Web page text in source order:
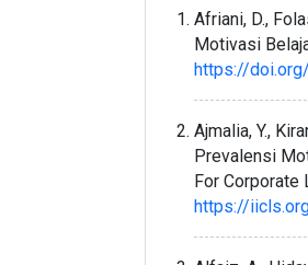
Afriani, D.,
Motivasi
https://
Ajmalia, Y.,
Prevalensi
For Corporate
https://